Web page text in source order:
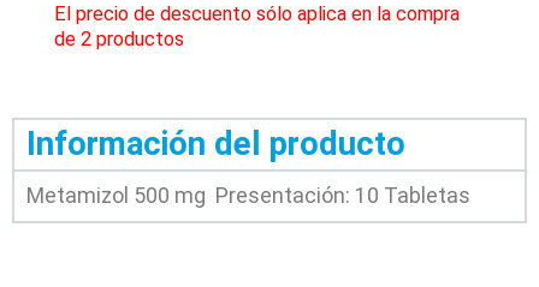
El precio de descuento sólo aplica en la compra
de 2 productos
Información del producto
Metamizol 500 mg Presentación: 10 Tabletas